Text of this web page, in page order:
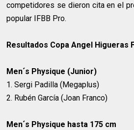
competidores se dieron cita en el
popular IFBB Pro.
Resultados Copa Angel Higueras
Men´s Physique (Junior)
1. Sergi Padilla (Megaplus)
2. Rubén García (Joan Franco)
Men´s Physique hasta 175 cm